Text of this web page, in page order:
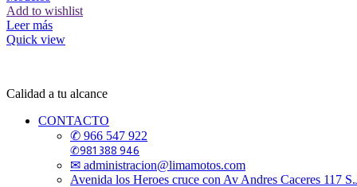
Add to wishlist
Leer más
Quick view
Calidad a tu alcance
CONTACTO
✆ 966 547 922
✆981 388 946
✉ administracion@limamotos.com
Avenida los Heroes cruce con Av Andres Caceres 117